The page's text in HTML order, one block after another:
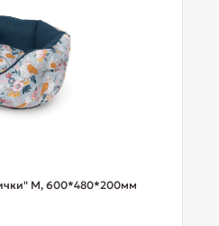
М, 600*480*200мм